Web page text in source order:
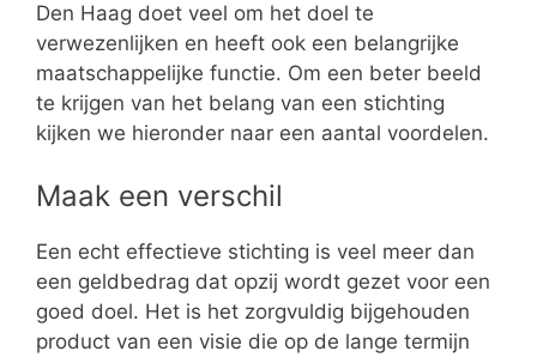
Den Haag doet veel om het doel te
verwezenlijken en heeft ook een belangrijke
maatschappelijke functie. Om een beter beeld
te krijgen van het belang van een stichting
kijken we hieronder naar een aantal voordelen.
Maak een verschil
Een echt effectieve stichting is veel meer dan
een geldbedrag dat opzij wordt gezet voor een
goed doel. Het is het zorgvuldig bijgehouden
product van een visie die op de lange termijn